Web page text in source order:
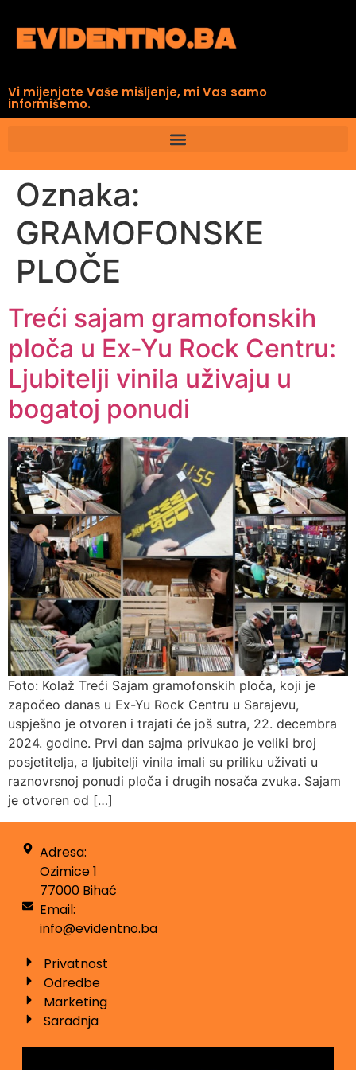
Vi mijenjate Vaše mišljenje, mi Vas samo
informišemo.
Oznaka:
GRAMOFONSKE
PLOČE
Treći sajam gramofonskih
ploča u Ex-Yu Rock Centru:
Ljubitelji vinila uživaju u
bogatoj ponudi
Foto: Kolaž Treći Sajam gramofonskih ploča, koji je
započeo danas u Ex-Yu Rock Centru u Sarajevu,
uspješno je otvoren i trajati će još sutra, 22. decembra
2024. godine. Prvi dan sajma privukao je veliki broj
posjetitelja, a ljubitelji vinila imali su priliku uživati u
raznovrsnoj ponudi ploča i drugih nosača zvuka. Sajam
je otvoren od […]
Adresa:
Ozimice 1
77000 Bihać
Email:
info@evidentno.ba
Privatnost
Odredbe
Marketing
Saradnja